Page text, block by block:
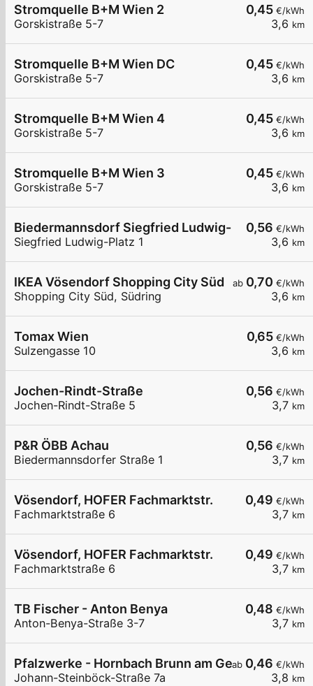
0,45 €/kWh
3,6 km
Stromquelle B+M Wien 2
Gorskistraße 5-7
0,45 €/kWh
3,6 km
Stromquelle B+M Wien DC
Gorskistraße 5-7
0,45 €/kWh
3,6 km
Stromquelle B+M Wien 4
Gorskistraße 5-7
0,45 €/kWh
3,6 km
Stromquelle B+M Wien 3
Gorskistraße 5-7
0,56 €/kWh
3,6 km
Biedermannsdorf Siegfried Ludwig-Platz
Siegfried Ludwig-Platz 1
ab 0,70 €/kWh
3,6 km
IKEA Vösendorf Shopping City Süd
Shopping City Süd, Südring
0,65 €/kWh
3,6 km
Tomax Wien
Sulzengasse 10
0,56 €/kWh
3,7 km
Jochen-Rindt-Straße
Jochen-Rindt-Straße 5
0,56 €/kWh
3,7 km
P&R ÖBB Achau
Biedermannsdorfer Straße 1
0,49 €/kWh
3,7 km
Vösendorf, HOFER Fachmarktstr.
Fachmarktstraße 6
0,49 €/kWh
3,7 km
Vösendorf, HOFER Fachmarktstr.
Fachmarktstraße 6
0,48 €/kWh
3,7 km
TB Fischer - Anton Benya
Anton-Benya-Straße 3-7
ab 0,46 €/kWh
3,8 km
Pfalzwerke - Hornbach Brunn am Gebirge
Johann-Steinböck-Straße 7a